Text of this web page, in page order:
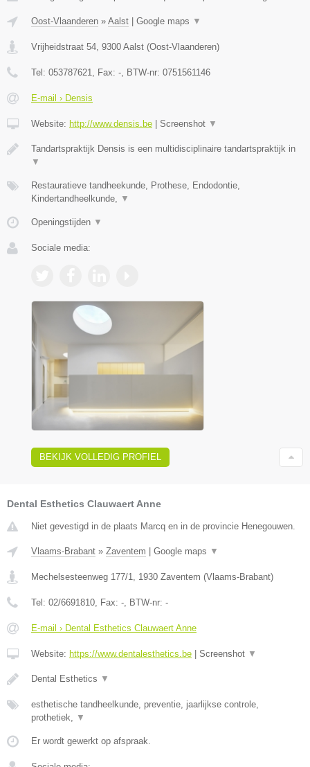
Oost-Vlaanderen » Aalst Google maps ▼
Vrijheidstraat 54, 9300 Aalst (Oost-Vlaanderen)
Tel: 053787621, Fax: -, BTW-nr: 0751561146
E-mail › Densis
Website: http://www.densis.be Screenshot ▼
Tandartspraktijk Densis is een multidisciplinaire tandartspraktijk in
▼
Restauratieve tandheekunde, Prothese, Endodontie,
Kindertandheelkunde, ▼
Openingstijden ▼
Sociale media:
BEKIJK VOLLEDIG PROFIEL
Dental Esthetics Clauwaert Anne
Niet gevestigd in de plaats Marcq en in de provincie Henegouwen.
Vlaams-Brabant » Zaventem Google maps ▼
Mechelsesteenweg 177/1 1930 Zaventem (Vlaams-Brabant)
Tel: 02/6691810 , Fax: - , BTW-nr: -
E-mail › Dental Esthetics Clauwaert Anne
Website: https://www.dentalesthetics.be Screenshot ▼
Dental Esthetics ▼
esthetische tandheelkunde, preventie, jaarlijkse controle,
prothetiek,
▼
Er wordt gewerkt op afspraak.